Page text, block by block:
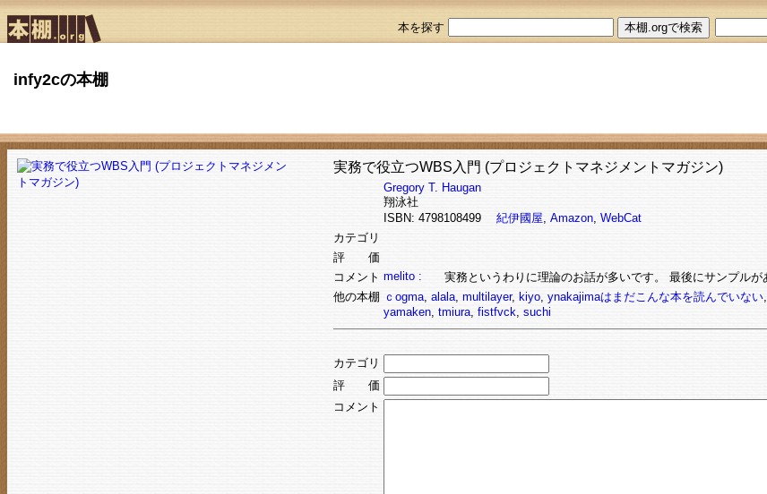
本を探す
infy2cの本棚
実務で役立つWBS入門 (プロジェクトマネジメントマガジン)
Gregory T. Haugan
翔泳社
ISBN: 4798108499 紀伊國屋, Amazon, WebCat
カテゴリ
評 価
コメント melito :
実務というわりに理論のお話が多いです。 最後にサンプルが
他の本棚 ｃogma, alala, multilayer, kiyo, ynakajimaはまだこんな本を読んでいない,
yamaken, tmiura, fistfvck, suchi
カテゴリ
評 価
コメント